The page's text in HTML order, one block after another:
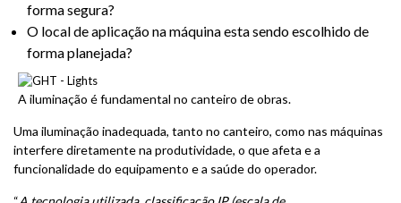
forma segura?
O local de aplicação na máquina esta sendo escolhido de
forma planejada?
A iluminação é fundamental no canteiro de obras.
Uma iluminação inadequada, tanto no canteiro, como nas máquinas
interfere diretamente na produtividade, o que afeta e a
funcionalidade do equipamento e a saúde do operador.